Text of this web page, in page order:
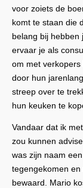
voor zoiets de
komt te staan die
belang bij hebben
ervaar je als
om met
door hun
streep over te
hun keuken te
Vandaar dat ik
zou kunnen
was zijn naam
tegengekomen
bewaard. Mario